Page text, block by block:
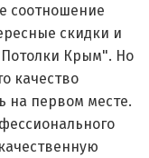
соотношение
скидки и
Крым". Но
качество
на первом месте.